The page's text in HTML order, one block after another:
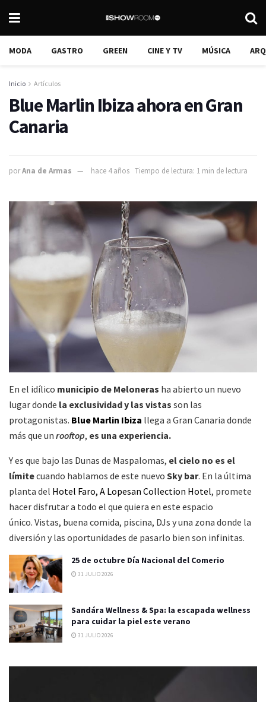
MODA GASTRO GREEN CINE Y TV MÚSICA
Inicio Artículos
Blue Marlin Ibiza ahora en Gran
Canaria
porAna de Armas hace 4 años Tiempo de lectura: 1 min de lectura
En el idílico municipio de Meloneras ha abierto un nuevo
lugar donde la exclusividad y las vistas son las
protagonistas. Blue Marlin Ibiza llega a Gran Canaria donde
más que un rooftop, es una experiencia.
Y es que bajo las Dunas de Maspalomas, el cielo no es el
límitecuando hablamos de este nuevo Sky bar. En la última
planta del Hotel Faro, A Lopesan Collection Hotel, promete
hacer disfrutar a todo el que quiera en este espacio
único. Vistas, buena comida, piscina, DJs y una zona donde la
diversión y las oportunidades de pasarlo bien son infinitas.
25 de octubre Día Nacional del Comerio
31 JULIO 2026
Sandára Wellness & Spa: la escapada wellness
para cuidar la piel este verano
31 JULIO 2026